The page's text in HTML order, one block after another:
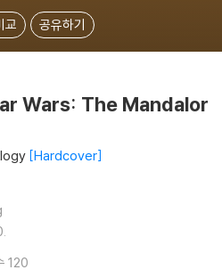
교 공유하기
Wars: The Mandalor
Hardcover
120